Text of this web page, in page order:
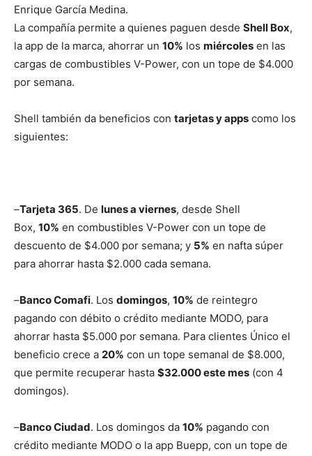
Enrique García Medina.
La compañía permite a quienes paguen desde Shell Box,
la app de la marca, ahorrar un 10% los miércoles en las
cargas de combustibles V-Power, con un tope de $4.000
por semana.
Shell también da beneficios con tarjetas y apps como los
siguientes:
–Tarjeta 365. De lunes a viernes, desde Shell
Box, 10% en combustibles V-Power con un tope de
descuento de $4.000 por semana; y 5% en nafta súper
para ahorrar hasta $2.000 cada semana.
–Banco Comafi. Los domingos, 10% de reintegro
pagando con débito o crédito mediante MODO, para
ahorrar hasta $5.000 por semana. Para clientes Único el
beneficio crece a 20% con un tope semanal de $8.000,
que permite recuperar hasta $32.000 este mes (con 4
domingos).
–Banco Ciudad. Los domingos da 10% pagando con
crédito mediante MODO o la app Buepp, con un tope de